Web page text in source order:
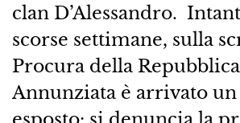
clan D’Alessandro.
scorse settimane, sulla
Procura della
Annunziata è arrivato